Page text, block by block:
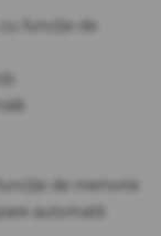
funcție de
de memorie
automată